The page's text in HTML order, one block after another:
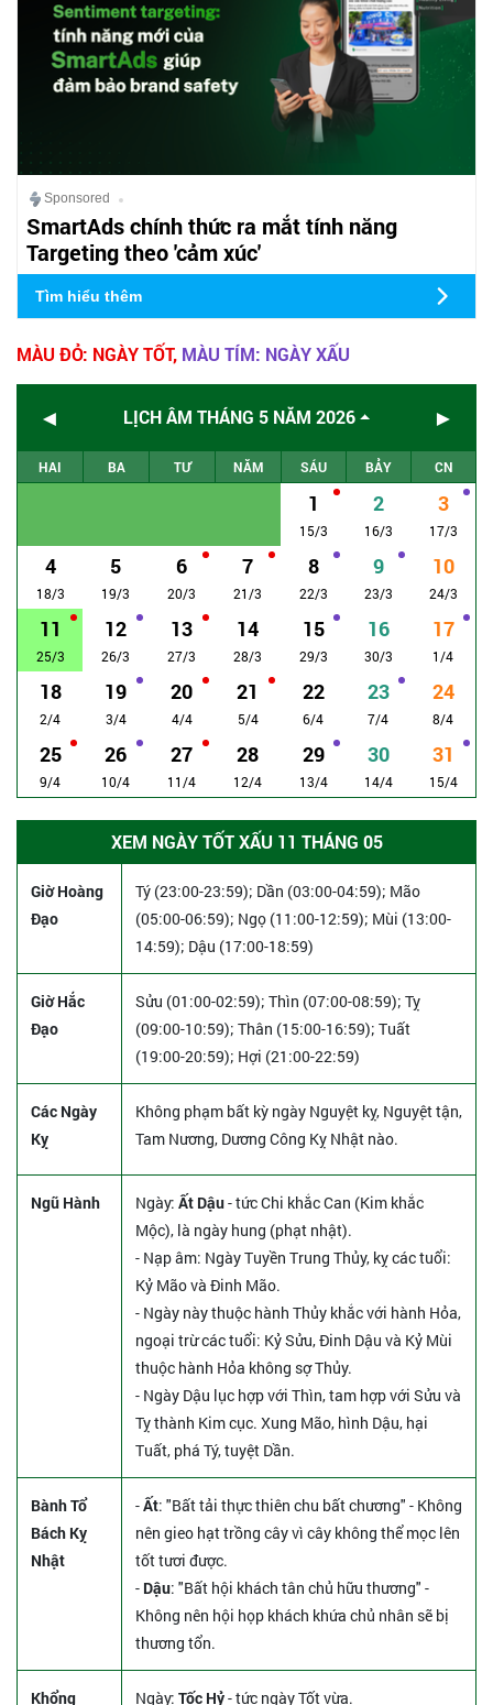
Sponsored
SmartAds chính thức ra mắt tính năng
Targeting theo 'cảm xúc'
Tìm hiểu thêm
MÀU ĐỎ: NGÀY TỐT, MÀU TÍM: NGÀY XẤU
◄ LỊCH ÂM THÁNG 5 NĂM 2026 ►
HAI BA TƯ NĂM SÁU BẢY CN
1
15/3
2
16/3
3
17/3
4
18/3
5
19/3
6
20/3
7
21/3
8
22/3
9
23/3
10
24/3
11
25/3
12
26/3
13
27/3
14
28/3
15
29/3
16
30/3
17
1/4
18
2/4
19
3/4
20
4/4
21
5/4
22
6/4
23
7/4
24
8/4
25
9/4
26
10/4
27
11/4
28
12/4
29
13/4
30
14/4
31
15/4
XEM NGÀY TỐT XẤU 11 THÁNG 05
Giờ Hoàng
Đạo
Tý (23:00-23:59); Dần (03:00-04:59); Mão
(05:00-06:59); Ngọ (11:00-12:59); Mùi (13:00-
14:59); Dậu (17:00-18:59)
Giờ Hắc
Đạo
Sửu (01:00-02:59); Thìn (07:00-08:59); Tỵ
(09:00-10:59); Thân (15:00-16:59); Tuất
(19:00-20:59); Hợi (21:00-22:59)
Các Ngày
Kỵ
Không phạm bất kỳ ngày Nguyệt kỵ, Nguyệt tận,
Tam Nương, Dương Công Kỵ Nhật nào.
Ngũ Hành Ngày: Ất Dậu- tức Chi khắc Can (Kim khắc
Mộc), là ngày hung (phạt nhật).
- Nạp âm: Ngày Tuyền Trung Thủy, kỵ các tuổi:
Kỷ Mão và Đinh Mão.
- Ngày này thuộc hành Thủy khắc với hành Hỏa,
ngoại trừ các tuổi: Kỷ Sửu, Đinh Dậu và Kỷ Mùi
thuộc hành Hỏa không sợ Thủy.
- Ngày Dậu lục hợp với Thìn, tam hợp với Sửu và
Tỵ thành Kim cục. Xung Mão, hình Dậu, hại
Tuất, phá Tý, tuyệt Dần.
Bành Tổ
Bách Kỵ
Nhật
-Ất: "Bất tải thực thiên chu bất chương" - Không
nên gieo hạt trồng cây vì cây không thể mọc lên
tốt tươi được.
- Dậu: "Bất hội khách tân chủ hữu thương" -
Không nên hội họp khách khứa chủ nhân sẽ bị
thương tổn.
Khổng Ngày: Tốc Hỷ- tức ngày Tốt vừa.